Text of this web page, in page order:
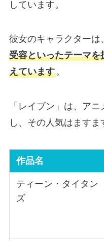
しています。
彼女のキャラクターは、
受容といったテーマ
えています。
「レイブン」は、ア
し、その人気はますま
作品名
ティーン・タイタン
ズ